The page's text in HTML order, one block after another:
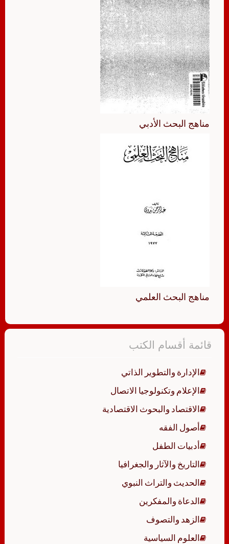
مناهج البحث الأدبي
مناهج البحث العلمي
قائمة أقسام الكتب
الإدارة والتطوير الذاتي
الإعلام وتكنولوجيا الاتصال
الاقتصاد والبحوث الاقتصادية
أصول الفقه
أدبيات الطفل
التاريخ والآثار والجغرافيا
الحديث والتراث النبوي
الدعاة والمفكرين
الزهد والتصوف
العلوم السياسية